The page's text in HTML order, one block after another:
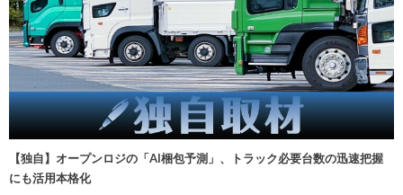
【独自】オープンロジの「AI梱包予測」、トラック必要台数の迅速把握
にも活用本格化